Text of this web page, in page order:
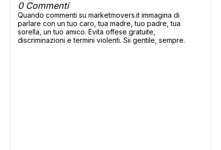
0 Commenti
Quando commenti su marketmovers.it immagina di
parlare con un tuo caro, tua madre, tuo padre, tua
sorella, un tuo amico. Evita offese gratuite,
discriminazioni e termini violenti. Sii gentile, sempre.